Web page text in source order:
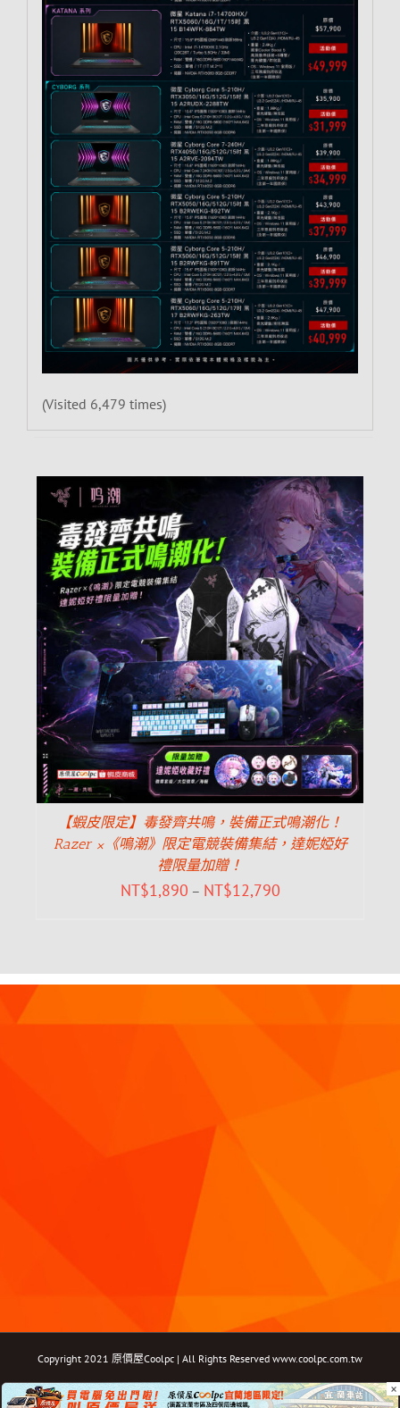
(Visited 6,479 times)
【蝦皮限定】毒發齊共鳴，裝備正式鳴潮化！
Razer ×《鳴潮》限定電競裝備集結，達妮婭好
禮限量加贈！
NT$1,890 – NT$12,790
Copyright 2021 原價屋Coolpc | All Rights Reserved www.coolpc.com.tw
FacebookInstagramYouTubeTwitterEmail: ×